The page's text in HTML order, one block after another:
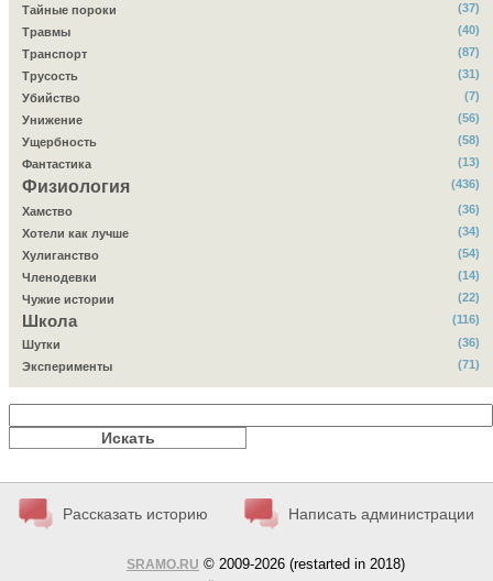
Тайные пороки
(37)
Травмы
(40)
Транспорт
(87)
Трусость
(31)
Убийство
(7)
Унижение
(56)
Ущербность
(58)
Фантастика
(13)
Физиология (436)
Хамство
(36)
Хотели как лучше
(34)
Хулиганство
(54)
Членодевки
(14)
Чужие истории
(22)
Школа
(116)
Шутки
(36)
Эксперименты
(71)
Рассказать историю Написать администрации
SRAMO.RU © 2009-2026 (restarted in 2018)